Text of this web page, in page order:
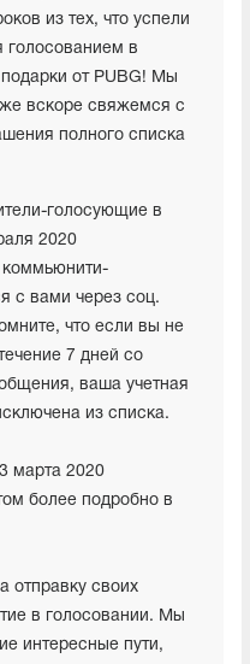
из тех, что успели
голосованием в
от PUBG! Мы
вскоре свяжемся с
полного списка
голосующие в
2020
с вами через соц.
что если вы не
7 дней со
ваша учетная
из списка.
марта 2020
более подробно в
отправку своих
в голосовании. Мы
интересные пути,